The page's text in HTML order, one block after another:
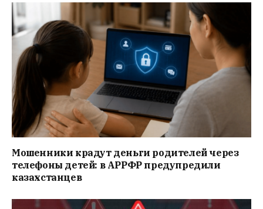
Мошенники крадут деньги родителей через
телефоны детей: в АРРФР предупредили
казахстанцев